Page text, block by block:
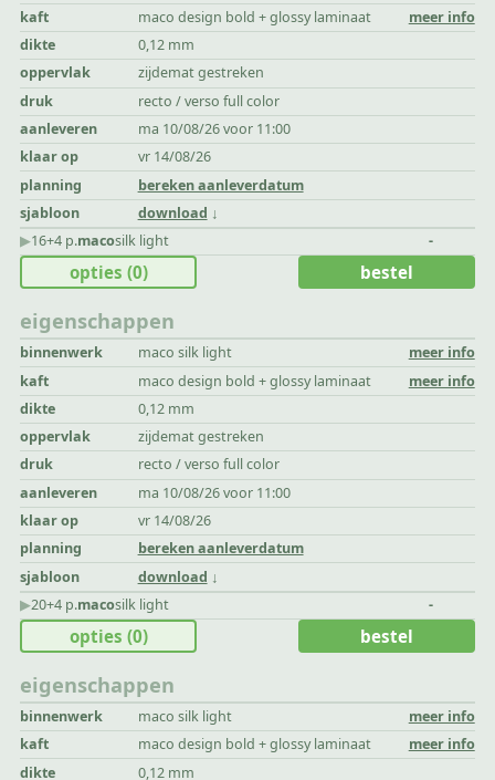
kaft
maco design bold + glossy laminaat
meer info
dikte
0,12 mm
oppervlak
zijdemat gestreken
druk
recto / verso full color
aanleveren
ma 10/08/26 voor 11:00
klaar op
vr 14/08/26
planning
bereken aanleverdatum
sjabloon
download
▶︎16+4 p.macosilk light -
eigenschappen
binnenwerk maco silk light
meer info
kaft
maco design bold + glossy laminaat
meer info
dikte
0,12 mm
oppervlak
zijdemat gestreken
druk
recto / verso full color
aanleveren
ma 10/08/26 voor 11:00
klaar op
vr 14/08/26
planning
bereken aanleverdatum
sjabloon
download
opties (0) bestel
▶︎20+4 p.macosilk light -
eigenschappen
binnenwerk maco silk light
meer info
kaft
maco design bold + glossy laminaat
meer info
dikte
0,12 mm
opties (0) bestel